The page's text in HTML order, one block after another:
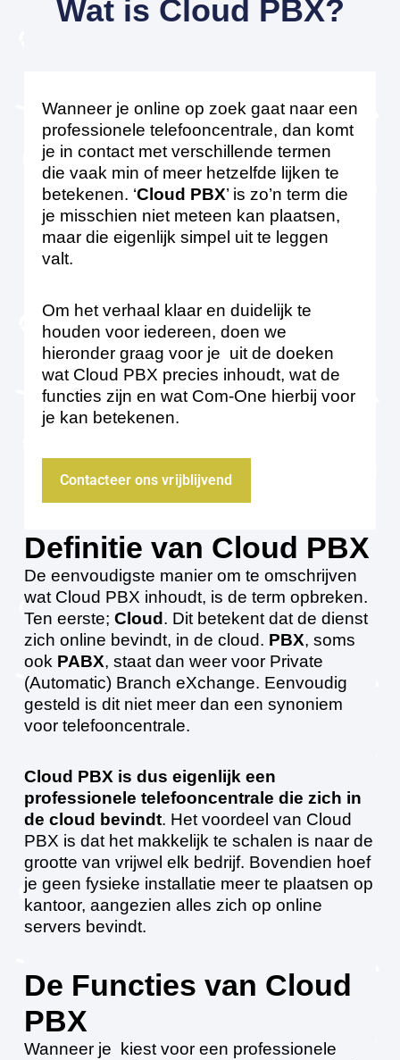
Wat is Cloud PBX?
Wanneer je online op zoek gaat naar een
professionele telefooncentrale, dan komt
je in contact met verschillende termen
die vaak min of meer hetzelfde lijken te
betekenen. ‘Cloud PBX’ is zo’n term die
je misschien niet meteen kan plaatsen,
maar die eigenlijk simpel uit te leggen
valt.
Om het verhaal klaar en duidelijk te
houden voor iedereen, doen we
hieronder graag voor je uit de doeken
wat Cloud PBX precies inhoudt, wat de
functies zijn en wat Com-One hierbij voor
je kan betekenen.
Contacteer ons vrijblijvend
Definitie van Cloud PBX
De eenvoudigste manier om te omschrijven
wat Cloud PBX inhoudt, is de term opbreken.
Ten eerste; Cloud . Dit betekent dat de dienst
zich online bevindt, in de cloud. PBX, soms
ook PABX, staat dan weer voor Private
(Automatic) Branch eXchange. Eenvoudig
gesteld is dit niet meer dan een synoniem
voor telefooncentrale.
Cloud PBX is dus eigenlijk een
professionele telefooncentrale die zich in
de cloud bevindt. Het voordeel van Cloud
PBX is dat het makkelijk te schalen is naar de
grootte van vrijwel elk bedrijf. Bovendien hoef
je geen fysieke installatie meer te plaatsen op
kantoor, aangezien alles zich op online
servers bevindt.
De Functies van Cloud
PBX
Wanneer je kiest voor een professionele